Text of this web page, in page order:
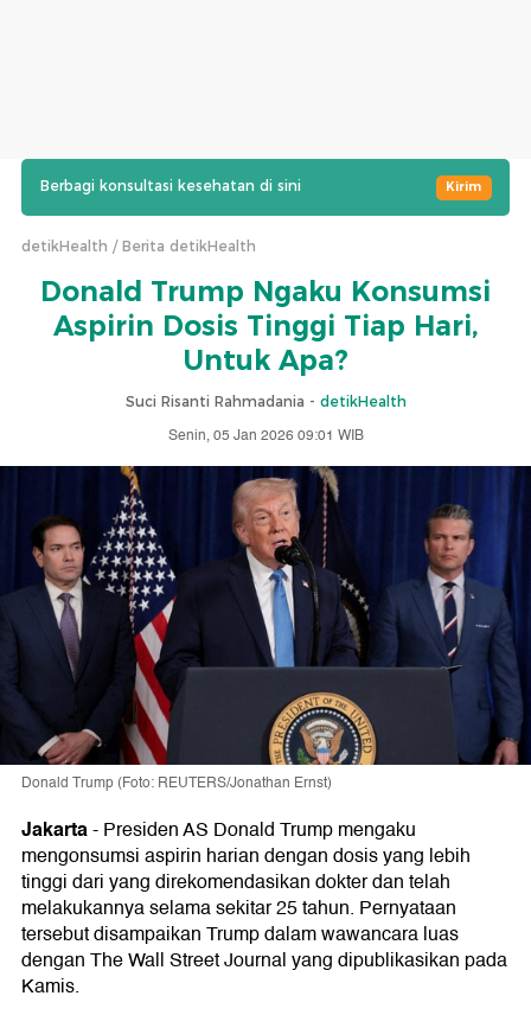
Berbagi konsultasi kesehatan di sini Kirim
detikHealth Berita detikHealth
Donald Trump Ngaku Konsumsi
Aspirin Dosis Tinggi Tiap Hari,
Untuk Apa?
Suci Risanti Rahmadania - detikHealth
Senin, 05 Jan 2026 09:01 WIB
Donald Trump (Foto: REUTERS/Jonathan Ernst)
Jakarta-Presiden AS Donald Trump mengaku
mengonsumsi aspirin harian dengan dosis yang lebih
tinggi dari yang direkomendasikan dokter dan telah
melakukannya selama sekitar 25 tahun. Pernyataan
tersebut disampaikan Trump dalam wawancara luas
dengan The Wall Street Journal yang dipublikasikan pada
Kamis.